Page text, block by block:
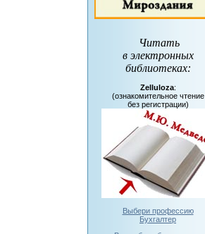
Читать
в электронных
библиотеках:
Zelluloza:
(ознакомительное чтение
без регистрации)
Выбери профессию
Бухгалтер